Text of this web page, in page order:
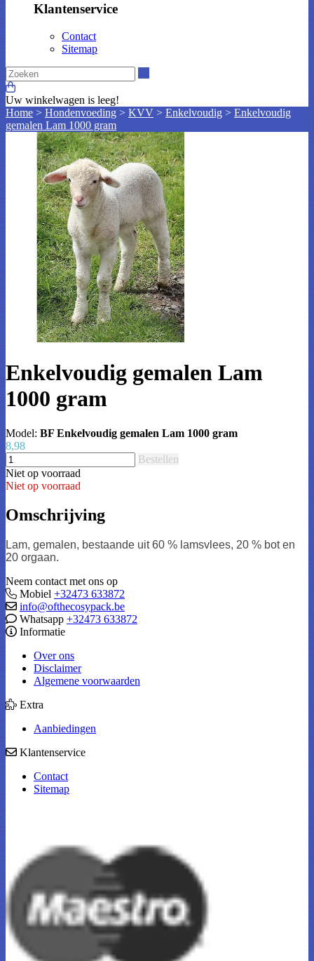
Klantenservice
Contact
Sitemap
Uw winkelwagen is leeg!
Home > Hondenvoeding > KVV > Enkelvoudig > Enkelvoudig
gemalen Lam 1000 gram
Enkelvoudig gemalen Lam
1000 gram
Model: BF Enkelvoudig gemalen Lam 1000 gram
8,98
Bestellen
Niet op voorraad
Niet op voorraad
Omschrijving
Lam, gemalen, bestaande uit 60 % lamsvlees, 20 % bot en
20 orgaan.
Neem contact met ons op
Mobiel +32473 633872
info@ofthecosypack.be
Whatsapp +32473 633872
Informatie
Over ons
Disclaimer
Algemene voorwaarden
Extra
Aanbiedingen
Klantenservice
Contact
Sitemap